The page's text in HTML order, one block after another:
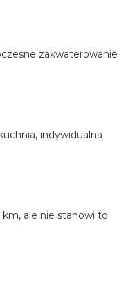
zakwaterowanie
indywidualna
km, ale nie stanowi to